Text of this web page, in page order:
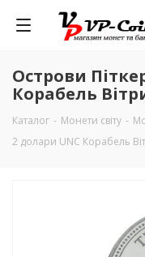
Острови
Корабель
Каталог - Монети світу -
2 долари UNC Корабель